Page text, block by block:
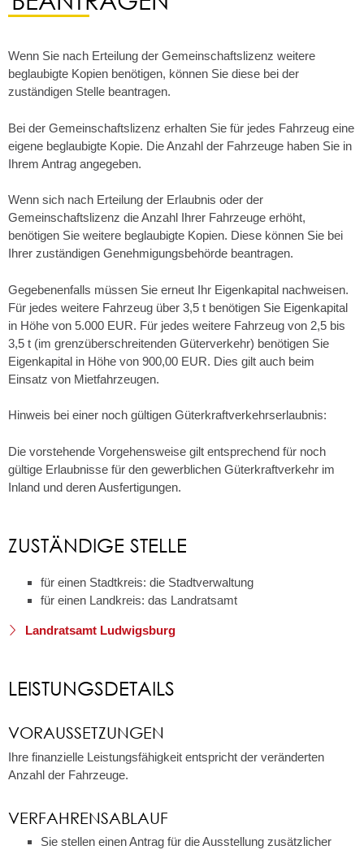
Wenn Sie nach Erteilung der Gemeinschaftslizenz weitere
beglaubigte Kopien benötigen, können Sie diese bei der
zuständigen Stelle beantragen.
Bei der Gemeinschaftslizenz erhalten Sie für jedes Fahrzeug eine
eigene beglaubigte Kopie. Die Anzahl der Fahrzeuge haben Sie in
Ihrem Antrag angegeben.
Wenn sich nach Erteilung der Erlaubnis oder der
Gemeinschaftslizenz die Anzahl Ihrer Fahrzeuge erhöht,
benötigen Sie weitere beglaubigte Kopien. Diese können Sie bei
Ihrer zuständigen Genehmigungsbehörde beantragen.
Gegebenenfalls müssen Sie erneut Ihr Eigenkapital nachweisen.
Für jedes weitere Fahrzeug über 3,5 t benötigen Sie Eigenkapital
in Höhe von 5.000 EUR. Für jedes weitere Fahrzeug von 2,5 bis
3,5 t (im grenzüberschreitenden Güterverkehr) benötigen Sie
Eigenkapital in Höhe von 900,00 EUR. Dies gilt auch beim
Einsatz von Mietfahrzeugen.
Hinweis bei einer noch gültigen Güterkraftverkehrserlaubnis:
Die vorstehende Vorgehensweise gilt entsprechend für noch
gültige Erlaubnisse für den gewerblichen Güterkraftverkehr im
Inland und deren Ausfertigungen.
ZUSTÄNDIGE STELLE
für einen Stadtkreis: die Stadtverwaltung
für einen Landkreis: das Landratsamt
Landratsamt Ludwigsburg
LEISTUNGSDETAILS
VORAUSSETZUNGEN
Ihre finanzielle Leistungsfähigkeit entspricht der veränderten
Anzahl der Fahrzeuge.
VERFAHRENSABLAUF
Sie stellen einen Antrag für die Ausstellung zusätzlicher